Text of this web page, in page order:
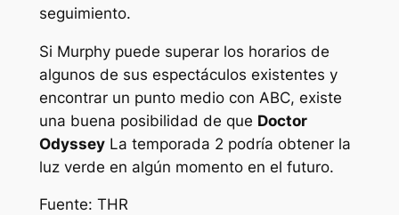
seguimiento.
Si Murphy puede superar los horarios de
algunos de sus espectáculos existentes y
encontrar un punto medio con ABC, existe
una buena posibilidad de que Doctor
OdysseyLa temporada 2 podría obtener la
luz verde en algún momento en el futuro.
Fuente: THR